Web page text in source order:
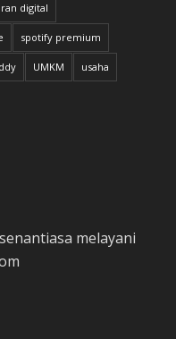
digital
spotify premium
UMKM usaha
melayani